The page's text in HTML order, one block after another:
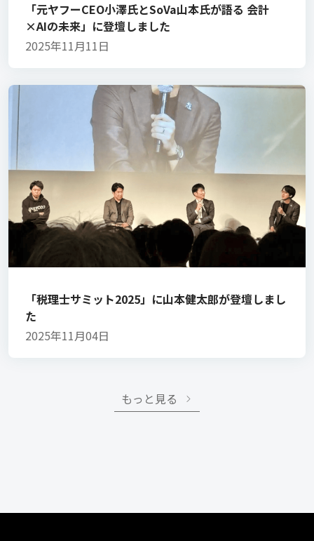
「元ヤフーCEO小澤氏とSoVa山本氏が語る 会計
×AIの未来」に登壇しました
2025年11月11日
「税理士サミット2025」に山本健太郎が登壇しまし
た
2025年11月04日
もっと見る